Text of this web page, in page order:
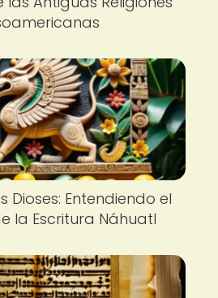
Dioses: Entendiendo el
la Escritura Náhuatl